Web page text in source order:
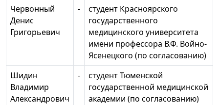
Червонный
Денис
Григорьевич
-
студент Красноярского
государственного
медицинского университета
имени профессора В.Ф. Войно-
Ясенецкого (по согласованию)
Шидин
Владимир
Александрович
-
студент Тюменской
государственной медицинской
академии (по согласованию)